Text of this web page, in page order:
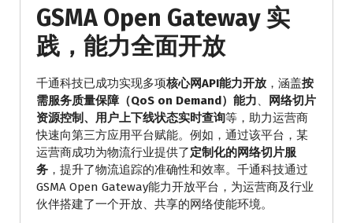
GSMA Open Gateway 实
践，能力全面开放
千通科技已成功实现多项核心网API能力开放 ，涵盖按
需服务质量保障（QoS on Demand）能力、
网络切片
资源控制、用户上下线状态实时查询等，助力运营商
快速向第三方应用平台赋能。例如，通过该平台，某
运营商成功为物流行业提供了定制化的网络切片服
务 ，提升了物流追踪的准确性和效率。千通科技通过
GSMA Open Gateway能力开放平台，为运营商及行业
伙伴搭建了一个开放、共享的网络使能环境。